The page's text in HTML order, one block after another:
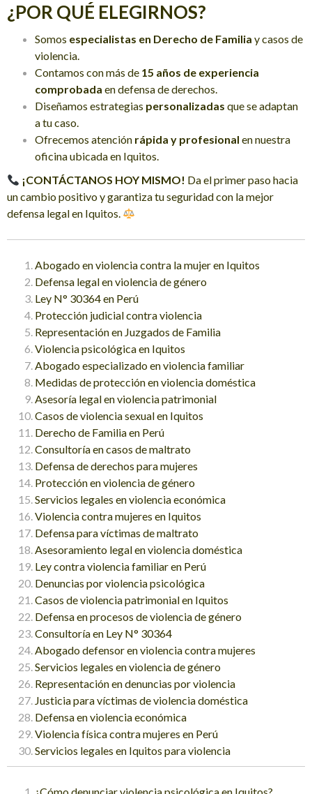
¿POR QUÉ ELEGIRNOS?
Somos especialistas en Derecho de Familia y casos de
violencia.
Contamos con más de 15 años de experiencia
comprobada en defensa de derechos.
Diseñamos estrategias personalizadas que se adaptan
a tu caso.
Ofrecemos atención rápida y profesional en nuestra
oficina ubicada en Iquitos.
¡CONTÁCTANOS HOY MISMO! Da el primer paso hacia
un cambio positivo y garantiza tu seguridad con la mejor
defensa legal en Iquitos.
Abogado en violencia contra la mujer en Iquitos
Defensa legal en violencia de género
Ley N° 30364 en Perú
Protección judicial contra violencia
Representación en Juzgados de Familia
Violencia psicológica en Iquitos
Abogado especializado en violencia familiar
Medidas de protección en violencia doméstica
Asesoría legal en violencia patrimonial
Casos de violencia sexual en Iquitos
Derecho de Familia en Perú
Consultoría en casos de maltrato
Defensa de derechos para mujeres
Protección en violencia de género
Servicios legales en violencia económica
Violencia contra mujeres en Iquitos
Defensa para víctimas de maltrato
Asesoramiento legal en violencia doméstica
Ley contra violencia familiar en Perú
Denuncias por violencia psicológica
Casos de violencia patrimonial en Iquitos
Defensa en procesos de violencia de género
Consultoría en Ley N° 30364
Abogado defensor en violencia contra mujeres
Servicios legales en violencia de género
Representación en denuncias por violencia
Justicia para víctimas de violencia doméstica
Defensa en violencia económica
Violencia física contra mujeres en Perú
Servicios legales en Iquitos para violencia